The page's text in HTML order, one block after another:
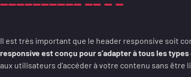
Il est très important que le header responsive soit
responsive est conçu pour s’adapter à tous les
aux utilisateurs d’accéder à votre contenu sans être